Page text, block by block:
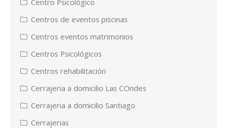
Centros de eventos piscinas
Centros eventos matrimonios
Centros Psicológicos
Centros rehabilitación
Cerrajeria a domicilio Las COndes
Cerrajeria a domicilio Santiago
Cerrajerias